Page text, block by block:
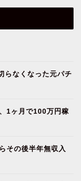
らなくなった元パチ
1ヶ月で100万円稼
その後半年無収入